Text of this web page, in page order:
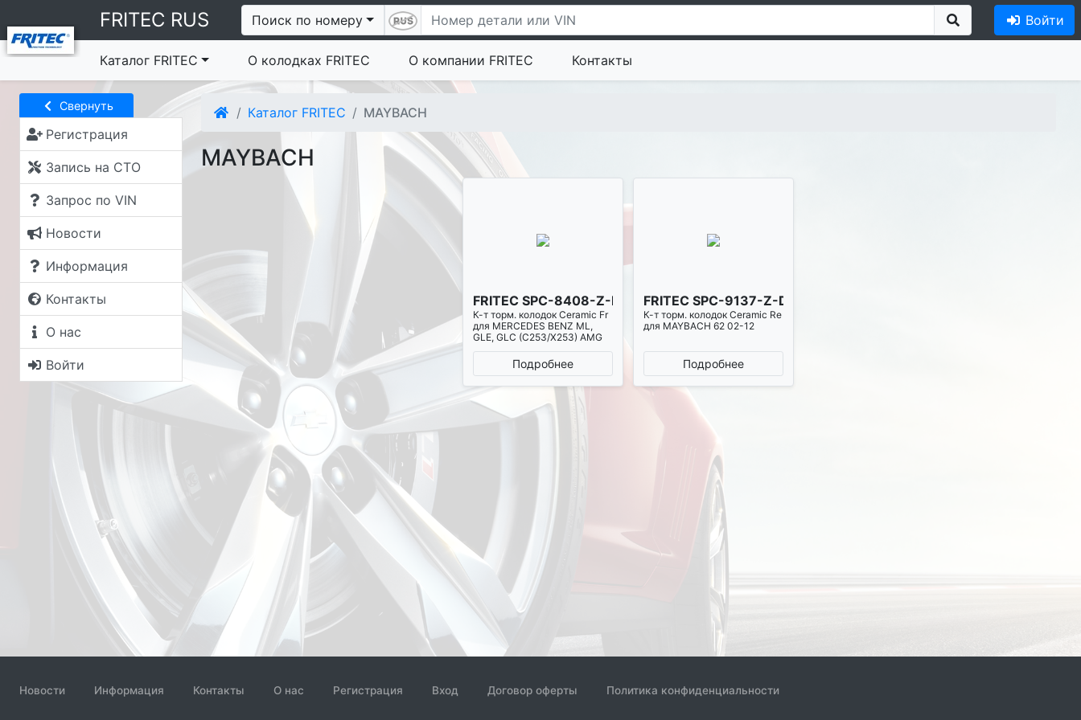
FRITEC RUS Поиск по номеру Войти
Каталог FRITEC О колодках FRITEC О компании FRITEC Контакты
Свернуть
Регистрация
Запись на СТО
Запрос по VIN
Новости
Информация
Контакты
О нас
Войти
Каталог FRITEC MAYBACH
MAYBACH
FRITEC SPC-8408-Z-D1291
К-т торм. колодок Ceramic Fr
для MERCEDES BENZ ML,
GLE, GLC (C253/X253) AMG
AMG S63 17-, MAYBACH
S650(A217) 17-, AUDI A6 RS6
Подробнее
FRITEC SPC-9137-Z-D1908
К-т торм. колодок Ceramic Re
для MAYBACH 62 02-12
Подробнее
Новости Информация Контакты О нас Регистрация Вход Договор оферты Политика конфиденциальности